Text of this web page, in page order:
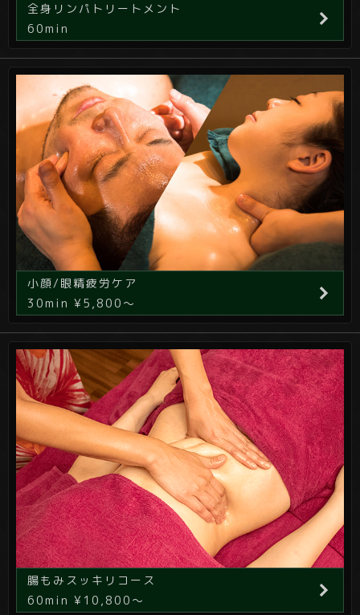
全身リンパトリートメント
60min
小顔/眼精疲労ケア
30min ¥5,800～
腸もみスッキリコース
60min ¥10,800～